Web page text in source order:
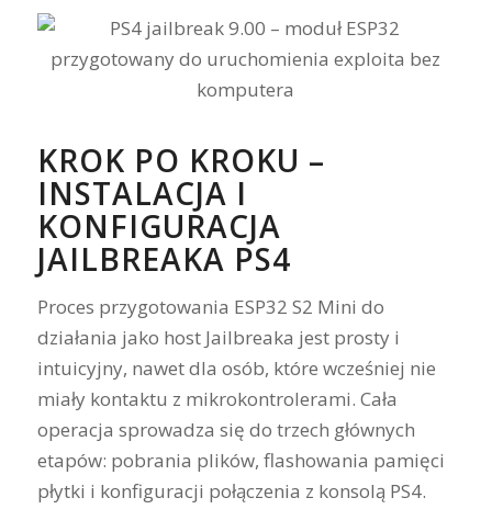
KROK PO KROKU –
INSTALACJA I
KONFIGURACJA
JAILBREAKA PS4
Proces przygotowania ESP32 S2 Mini do
działania jako host Jailbreaka jest prosty i
intuicyjny, nawet dla osób, które wcześniej nie
miały kontaktu z mikrokontrolerami. Cała
operacja sprowadza się do trzech głównych
etapów: pobrania plików, flashowania pamięci
płytki i konfiguracji połączenia z konsolą PS4.